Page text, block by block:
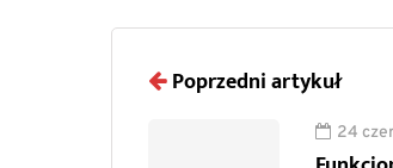
Poprzedni artykuł
24